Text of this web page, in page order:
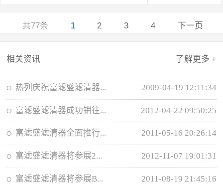
共77条 1 2 3 4 下一页
相关资讯 了解更多 +
热列庆祝富滤盛滤清器... 2009-04-19 12:11:34
富滤盛滤清器成功销往... 2012-04-22 09:50:25
富滤盛滤清器全面推行... 2011-05-16 20:26:14
富滤盛滤清器将参展2... 2012-11-07 19:01:31
富滤盛滤清器将参展B... 2011-08-19 21:45:16